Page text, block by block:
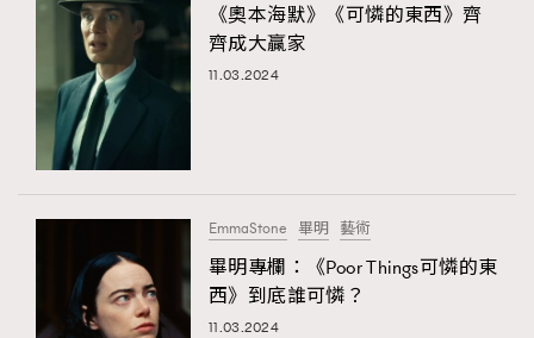
《奧本海默》《可憐的東西》齊
齊成大贏家
11.03.2024
EmmaStone 畢明 藝術
畢明專欄：《Poor Things可憐的東
西》到底誰可憐？
11.03.2024